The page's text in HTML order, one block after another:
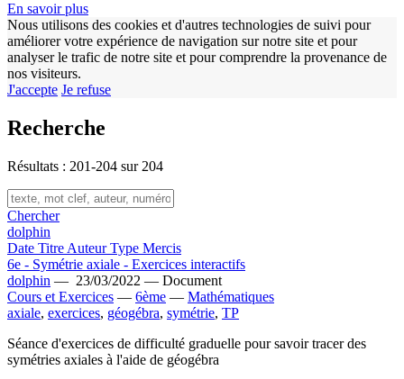
En savoir plus
Nous utilisons des cookies et d'autres technologies de suivi pour
améliorer votre expérience de navigation sur notre site et pour
analyser le trafic de notre site et pour comprendre la provenance de
nos visiteurs.
J'accepte Je refuse
Recherche
Résultats : 201-204 sur 204
Chercher
dolphin
Date Titre AuteurType Mercis
6e - Symétrie axiale - Exercices interactifs
dolphin — 23/03/2022 — Document
Cours et Exercices — 6ème — Mathématiques
axiale, exercices, géogébra, symétrie, TP
Séance d'exercices de difficulté graduelle pour savoir tracer des
symétries axiales à l'aide de géogébra